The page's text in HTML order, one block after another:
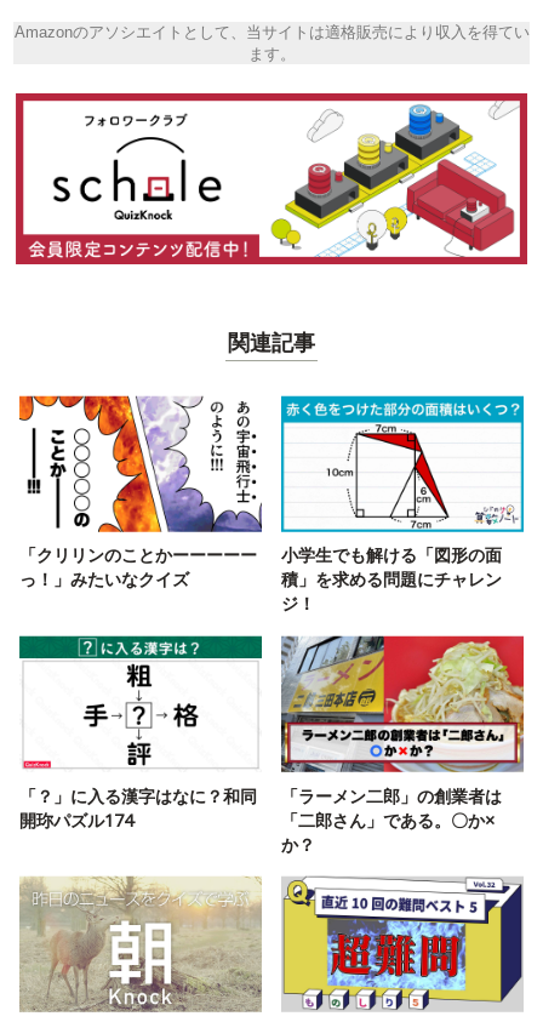
Amazonのアソシエイトとして、当サイトは適格販売により収入を得てい
ます。
関連記事
「クリリンのことかーーーーー
っ！」みたいなクイズ
小学生でも解ける「図形の面
積」を求める問題にチャレン
ジ！
「？」に入る漢字はなに？和同
開珎パズル174
「ラーメン二郎」の創業者は
「二郎さん」である。〇か×
か？